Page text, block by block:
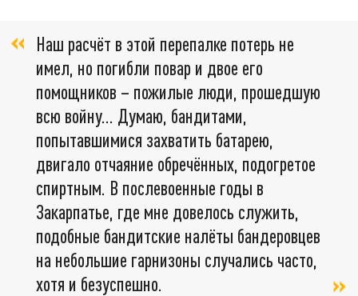
Наш расчёт в этой перепалке потерь не
имел, но погибли повар и двое его
помощников – пожилые люди, прошедшую
всю войну… Думаю, бандитами,
попытавшимися захватить батарею,
двигало отчаяние обречённых, подогретое
спиртным. В послевоенные годы в
Закарпатье, где мне довелось служить,
подобные бандитские налёты бандеровцев
на небольшие гарнизоны случались часто,
хотя и безуспешно.